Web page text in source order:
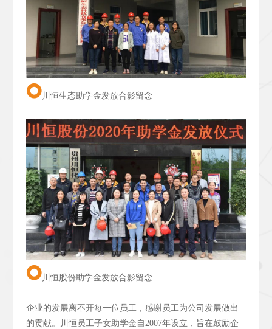
川恒生态助学金发放合影留念
川恒股份助学金发放合影留念
企业的发展离不开每一位员工，感谢员工为公司发展做出
的贡献。川恒员工子女助学金自2007年设立，旨在鼓励企